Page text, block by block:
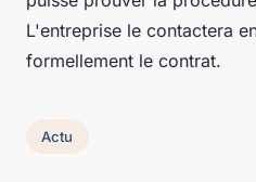
L'entreprise le contactera
formellement le contrat.
Actu